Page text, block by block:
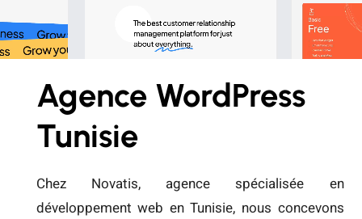
Agence WordPress
Tunisie
Chez Novatis, agence spécialisée en
développement web en Tunisie, nous concevons